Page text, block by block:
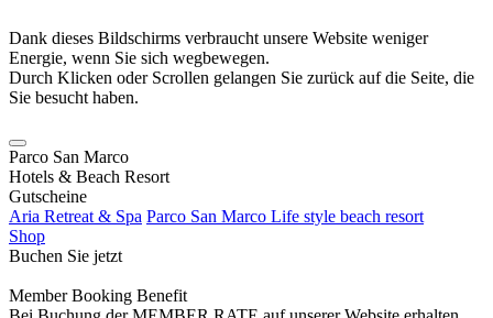
Dank dieses Bildschirms verbraucht unsere Website weniger
Energie, wenn Sie sich wegbewegen.
Durch Klicken oder Scrollen gelangen Sie zurück auf die Seite, die
Sie besucht haben.
Parco San Marco
Hotels & Beach Resort
Gutscheine
Aria Retreat & Spa Parco San Marco Life style beach resort
Shop
Buchen Sie jetzt
Member Booking Benefit